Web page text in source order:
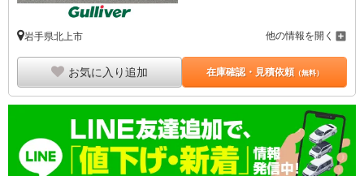
岩手県北上市 他の情報を開く
お気に入り追加 在庫確認・見積依頼（無料）